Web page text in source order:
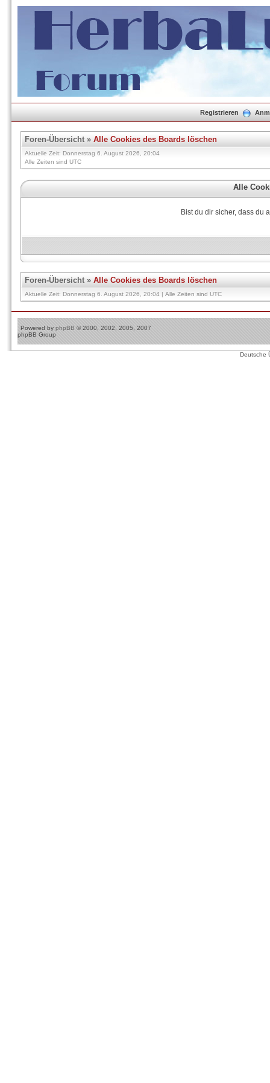
Registrieren
Foren-Übersicht» Alle Cookies des Boards löschen
Aktuelle Zeit: Donnerstag 6. August 2026, 20:04
Alle Zeiten sind UTC
Alle
Bist du dir sicher, dass du
Foren-Übersicht» Alle Cookies des Boards löschen
Aktuelle Zeit: Donnerstag 6. August 2026, 20:04 | Alle Zeiten sind UTC
Powered by phpBB © 2000, 2002, 2005, 2007
phpBB Group
Deutsche